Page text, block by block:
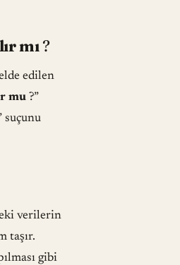
mı?
edilen
mu ?”
suçunu
verilerin
taşır.
gibi